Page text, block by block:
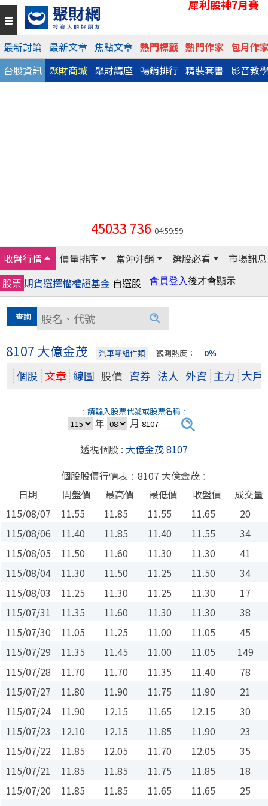
犀利股神7月賽
最新討論 最新文章 焦點文章 熱門標籤 熱門作家 包月作
台股資訊 聚財商城 聚財講座 暢銷排行 精裝套書 影音教
45033 736 04:59:59
收盤行情 價量排序 當沖沖銷 選股必看
市場訊息
股票期貨選擇權權證基金 自選股
8107 大億金茂 汽車零組件類 觀測熱度： 0％
個股 文章 線圖 股價 資券 法人 外資 主力 大戶
﹝請輸入股票代號或股票名稱﹞
年
月
透視個股 : 大億金茂 8107
個股股價行情表﹝8107 大億金茂﹞
日期
開盤價 最高價 最低價 收盤價
成交量
115/08/07
11.55 11.85 11.55 11.65
20
115/08/06
11.40 11.85 11.40 11.55
34
115/08/05
11.50 11.60 11.30 11.30
41
115/08/04
11.30 11.50 11.25 11.50
34
115/08/03
11.25 11.30 11.25 11.30
17
115/07/31
11.35 11.60 11.30 11.30
38
115/07/30
11.05 11.25 11.00 11.05
45
115/07/29
11.35 11.45 11.00 11.05
149
115/07/28
11.70 11.70 11.35 11.40
78
115/07/27
11.80 11.90 11.75 11.90
21
115/07/24
11.90 12.15 11.65 12.15
30
115/07/23
12.10 12.15 11.85 11.90
23
115/07/22
11.85 12.05 11.70 12.05
35
115/07/21
11.85 11.85 11.75 11.85
18
115/07/20
11.85 11.85 11.65 11.65
25